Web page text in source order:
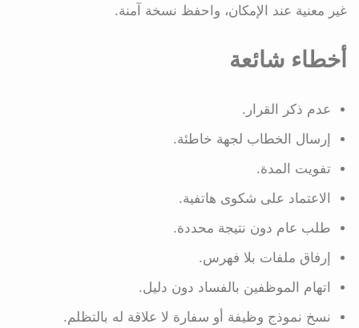
غير معنية عند الإمكان، واحفظ نسخة آمنة.
أخطاء شائعة
عدم ذكر القرار.
إرسال الخطاب لجهة خاطئة.
تفويت المدة.
الاعتماد على شكوى هاتفية.
طلب عام دون نتيجة محددة.
إرفاق ملفات بلا فهرس.
اتهام الموظفين بالفساد دون دليل.
نسخ نموذج وظيفة أو سفارة لا علاقة له بالتظلم.